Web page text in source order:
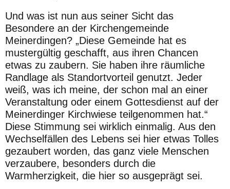
Und was ist nun aus seiner Sicht das
Besondere an der Kirchengemeinde
Meinerdingen? „Diese Gemeinde hat es
mustergültig geschafft, aus ihren Chancen
etwas zu zaubern. Sie haben ihre räumliche
Randlage als Standortvorteil genutzt. Jeder
weiß, was ich meine, der schon mal an einer
Veranstaltung oder einem Gottesdienst auf der
Meinerdinger Kirchwiese teilgenommen hat.“
Diese Stimmung sei wirklich einmalig. Aus den
Wechselfällen des Lebens sei hier etwas Tolles
gezaubert worden, das ganz viele Menschen
verzaubere, besonders durch die
Warmherzigkeit, die hier so ausgeprägt sei.